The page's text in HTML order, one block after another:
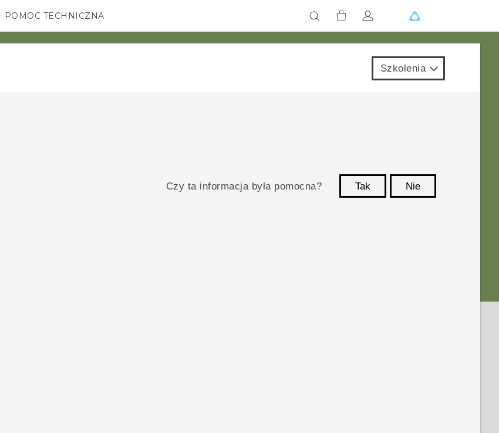
SMARTFONY AKCESORIA
POMOC TECHNICZNA
Urządzenia i akcesoria HTC
Szkolenia
Czy ta informacja była pomocna? Tak
Nie